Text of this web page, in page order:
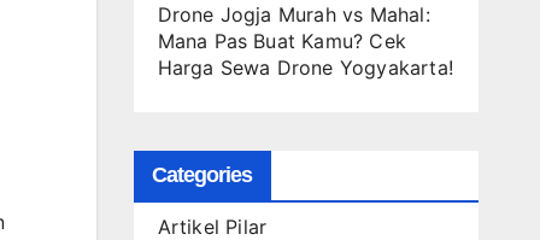
Drone Jogja Murah vs Mahal:
Mana Pas Buat Kamu? Cek
Harga Sewa Drone Yogyakarta!
Categories
Artikel Pilar